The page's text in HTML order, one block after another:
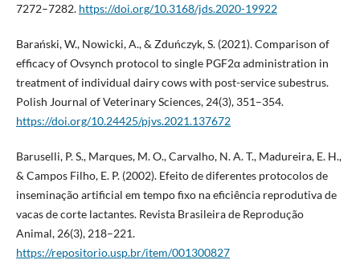
7272–7282. https://doi.org/10.3168/jds.2020-19922
Barański, W., Nowicki, A., & Zduńczyk, S. (2021). Comparison of
efficacy of Ovsynch protocol to single PGF2α administration in
treatment of individual dairy cows with post-service subestrus.
Polish Journal of Veterinary Sciences, 24(3), 351–354.
https://doi.org/10.24425/pjvs.2021.137672
Baruselli, P. S., Marques, M. O., Carvalho, N. A. T., Madureira, E. H.,
& Campos Filho, E. P. (2002). Efeito de diferentes protocolos de
inseminação artificial em tempo fixo na eficiência reprodutiva de
vacas de corte lactantes. Revista Brasileira de Reprodução
Animal, 26(3), 218–221.
https://repositorio.usp.br/item/001300827